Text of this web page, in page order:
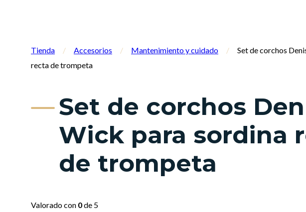
Tienda / Accesorios / Mantenimiento y cuidado /
Set de corchos
recta de trompeta
Set de corchos
Wick para sordina
de trompeta
Valorado con 0de 5